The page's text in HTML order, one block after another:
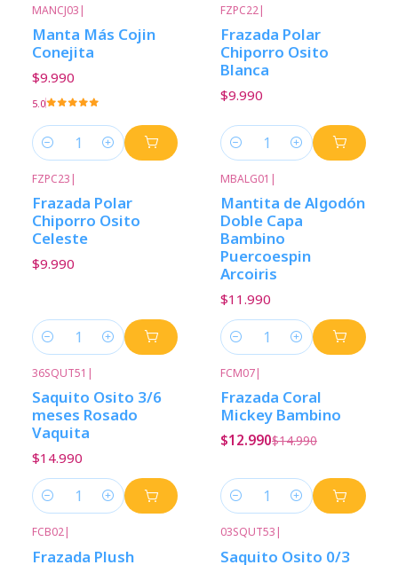
MANCJ03 |
Manta Más Cojin
Conejita
$9.990
5.0
Cantidad
FZPC22|
Frazada Polar
Chiporro Osito
Blanca
$9.990
Cantidad
FZPC23 |
Frazada Polar
Chiporro Osito
Celeste
$9.990
Cantidad
MBALG01 |
Mantita de Algodón
Doble Capa
Bambino
Puercoespin
Arcoiris
$11.990
Cantidad
36SQUT51 |
Saquito Osito 3/6
meses Rosado
Vaquita
$14.990
Cantidad
FCM07|
Frazada Coral
Mickey Bambino
$12.990$14.990
Cantidad
FCB02|
Frazada Plush
03SQUT53 |
Saquito Osito 0/3